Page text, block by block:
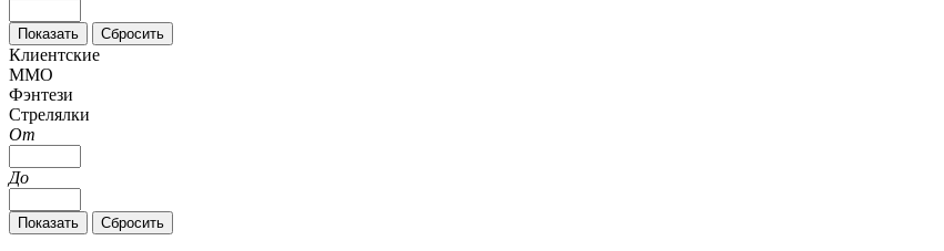
Клиентские
MMO
Фэнтези
Стрелялки
От
До